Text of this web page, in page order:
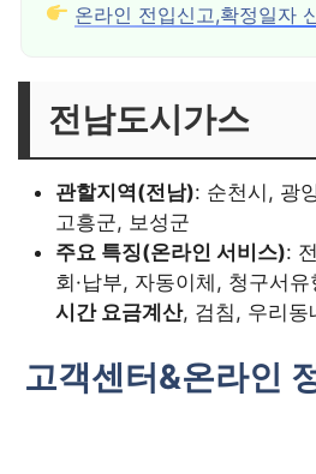
온라인 전입신고,확정일자
전남도시가스
관할지역(전남): 순천시, 광
고흥군, 보성군
주요 특징(온라인 서비스):
회·납부, 자동이체, 청구서
시간 요금계산, 검침, 우리동
고객센터&온라인